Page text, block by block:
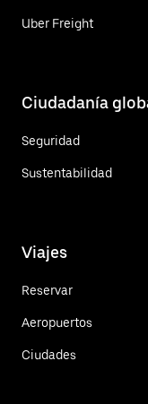
Uber Freight
Ciudadanía
Seguridad
Sustentabilidad
Viajes
Reservar
Aeropuertos
Ciudades